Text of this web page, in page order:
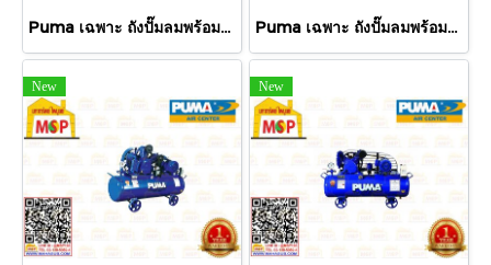
Puma เฉพาะ ถังปั๊มลมพร้อมหัวปั๊ม TPP-100 10HP 3ลูกสูบ 315L 14BAR TWO STAGE ไม่รวมมอเตอร์ Puma เฉพาะ ถังปั๊มลมพร้อมหัวปั๊ม TPP-50 5HP 3ลูกสูบ 260L 14BAR TWO STAGE ไม่รวมมอเตอร์
New New